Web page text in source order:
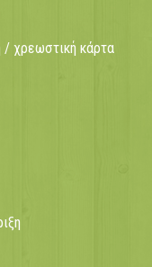
χρεωστική κάρτα